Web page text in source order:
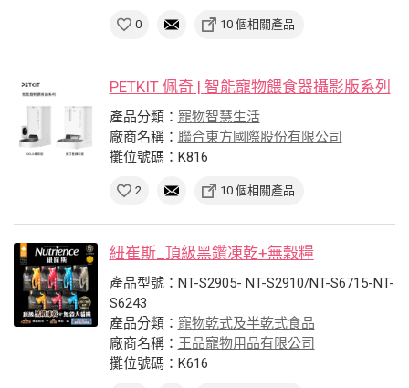
0 10 個相關產品
PETKIT 佩奇 | 智能寵物餵食器攝影版系列
產品分類： 寵物智慧生活
廠商名稱： 聯合東方國際股份有限公司
攤位號碼：K816
2 10 個相關產品
紐崔斯_頂級黑鑽凍乾+無穀糧
產品型號：NT-S2905- NT-S2910/NT-S6715-NT-
S6243
產品分類： 寵物乾式及半乾式食品
廠商名稱： 王品寵物用品有限公司
攤位號碼：K616